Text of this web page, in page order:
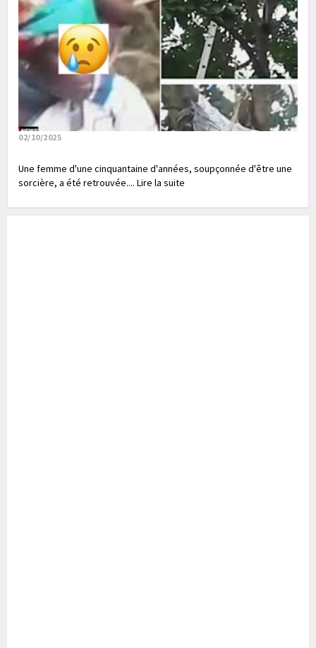
02/10/2025
Une femme d'une cinquantaine d'années, soupçonnée d'être une
sorcière, a été retrouvée.... Lire la suite